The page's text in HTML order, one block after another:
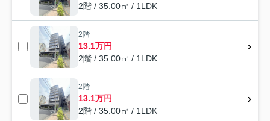
2階 / 35.00㎡ / 1LDK
2階
13.1万円
2階 / 35.00㎡ / 1LDK
2階
13.1万円
2階 / 35.00㎡ / 1LDK